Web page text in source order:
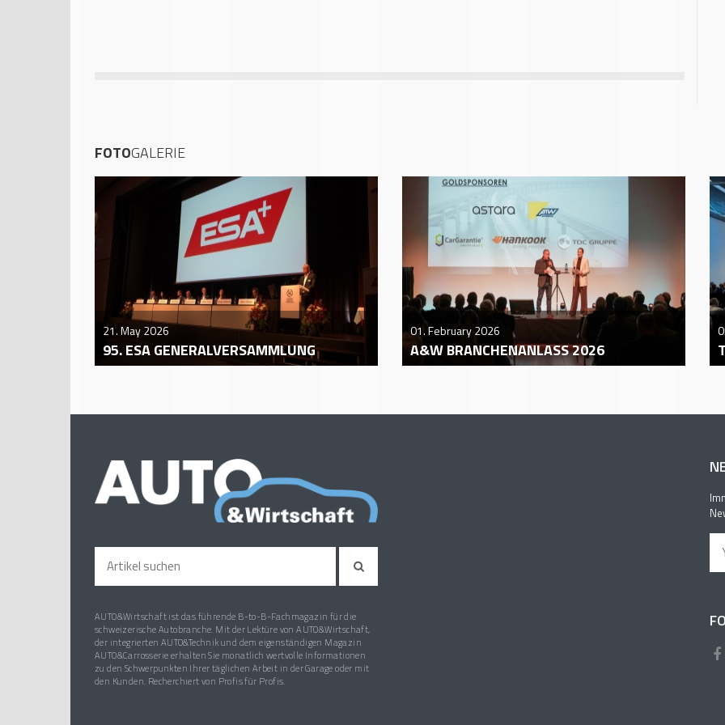
FOTOGALERIE
21. May 2026
95. ESA GENERALVERSAMMLUNG
01. February 2026
A&W BRANCHENANLASS 2026
AUTO&Wirtschaft ist das führende B-to-B-Fachmagazin für die
schweizerische Autobranche. Mit der Lektüre von AUTO&Wirtschaft,
der integrierten AUTO&Technik und dem eigenständigen Magazin
AUTO&Carrosserie erhalten Sie monatlich wertvolle Informationen
zu den Schwerpunkten Ihrer täglichen Arbeit in der Garage oder mit
den Kunden. Recherchiert von Profis für Profis.